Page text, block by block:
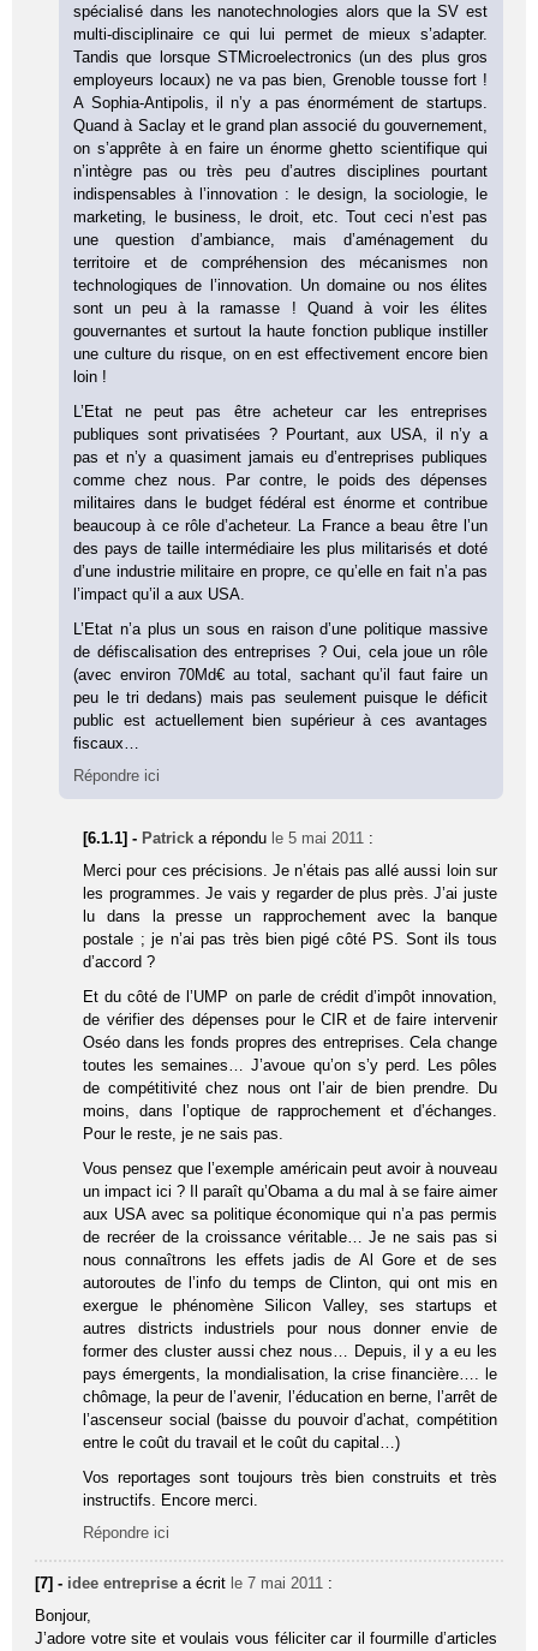
spécialisé dans les nanotechnologies alors que la SV est
multi-disciplinaire ce qui lui permet de mieux s’adapter.
Tandis que lorsque STMicroelectronics (un des plus gros
employeurs locaux) ne va pas bien, Grenoble tousse fort !
A Sophia-Antipolis, il n’y a pas énormément de startups.
Quand à Saclay et le grand plan associé du gouvernement,
on s’apprête à en faire un énorme ghetto scientifique qui
n’intègre pas ou très peu d’autres disciplines pourtant
indispensables à l’innovation : le design, la sociologie, le
marketing, le business, le droit, etc. Tout ceci n’est pas
une question d’ambiance, mais d’aménagement du
territoire et de compréhension des mécanismes non
technologiques de l’innovation. Un domaine ou nos élites
sont un peu à la ramasse ! Quand à voir les élites
gouvernantes et surtout la haute fonction publique instiller
une culture du risque, on en est effectivement encore bien
loin !
L’Etat ne peut pas être acheteur car les entreprises
publiques sont privatisées ? Pourtant, aux USA, il n’y a
pas et n’y a quasiment jamais eu d’entreprises publiques
comme chez nous. Par contre, le poids des dépenses
militaires dans le budget fédéral est énorme et contribue
beaucoup à ce rôle d’acheteur. La France a beau être l’un
des pays de taille intermédiaire les plus militarisés et doté
d’une industrie militaire en propre, ce qu’elle en fait n’a pas
l’impact qu’il a aux USA.
L’Etat n’a plus un sous en raison d’une politique massive
de défiscalisation des entreprises ? Oui, cela joue un rôle
(avec environ 70Md€ au total, sachant qu’il faut faire un
peu le tri dedans) mais pas seulement puisque le déficit
public est actuellement bien supérieur à ces avantages
fiscaux…
Répondre ici
[6.1.1] - Patrick a répondu le 5 mai 2011 :
Merci pour ces précisions. Je n’étais pas allé aussi loin sur
les programmes. Je vais y regarder de plus près. J’ai juste
lu dans la presse un rapprochement avec la banque
postale ; je n’ai pas très bien pigé côté PS. Sont ils tous
d’accord ?
Et du côté de l’UMP on parle de crédit d’impôt innovation,
de vérifier des dépenses pour le CIR et de faire intervenir
Oséo dans les fonds propres des entreprises. Cela change
toutes les semaines… J’avoue qu’on s’y perd. Les pôles
de compétitivité chez nous ont l’air de bien prendre. Du
moins, dans l’optique de rapprochement et d’échanges.
Pour le reste, je ne sais pas.
Vous pensez que l’exemple américain peut avoir à nouveau
un impact ici ? Il paraît qu’Obama a du mal à se faire aimer
aux USA avec sa politique économique qui n’a pas permis
de recréer de la croissance véritable… Je ne sais pas si
nous connaîtrons les effets jadis de Al Gore et de ses
autoroutes de l’info du temps de Clinton, qui ont mis en
exergue le phénomène Silicon Valley, ses startups et
autres districts industriels pour nous donner envie de
former des cluster aussi chez nous… Depuis, il y a eu les
pays émergents, la mondialisation, la crise financière…. le
chômage, la peur de l’avenir, l’éducation en berne, l’arrêt de
l’ascenseur social (baisse du pouvoir d’achat, compétition
entre le coût du travail et le coût du capital…)
Vos reportages sont toujours très bien construits et très
instructifs. Encore merci.
Répondre ici
[7] - idee entreprise a écrit le 7 mai 2011 :
Bonjour,
J’adore votre site et voulais vous féliciter car il fourmille d’articles